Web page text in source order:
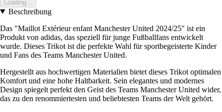
Loading...
Beschreibung
Das "Maillot Extérieur enfant Manchester United 2024/25" ist ein
Produkt von adidas, das speziell für junge Fußballfans entwickelt
wurde. Dieses Trikot ist die perfekte Wahl für sportbegeisterte Kinder
und Fans des Teams Manchester United.
Hergestellt aus hochwertigen Materialien bietet dieses Trikot optimalen
Komfort und eine hohe Haltbarkeit. Sein elegantes und modernes
Design spiegelt perfekt den Geist des Teams Manchester United wider,
das zu den renommiertesten und beliebtesten Teams der Welt gehört.